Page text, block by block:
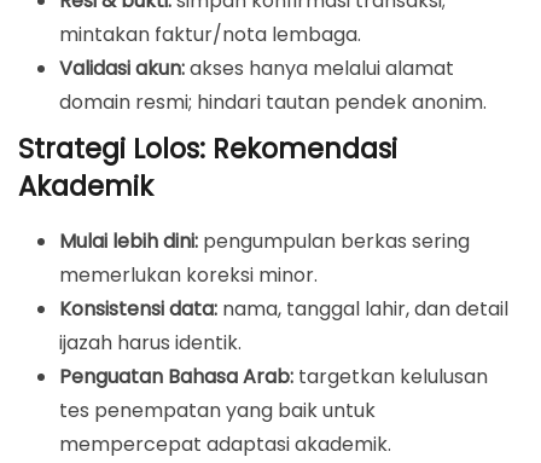
mintakan faktur/nota lembaga.
Validasi akun:akses hanya melalui alamat
domain resmi; hindari tautan pendek anonim.
Strategi Lolos: Rekomendasi
Akademik
Mulai lebih dini: pengumpulan berkas sering
memerlukan koreksi minor.
Konsistensi data: nama, tanggal lahir, dan detail
ijazah harus identik.
Penguatan Bahasa Arab: targetkan kelulusan
tes penempatan yang baik untuk
mempercepat adaptasi akademik.